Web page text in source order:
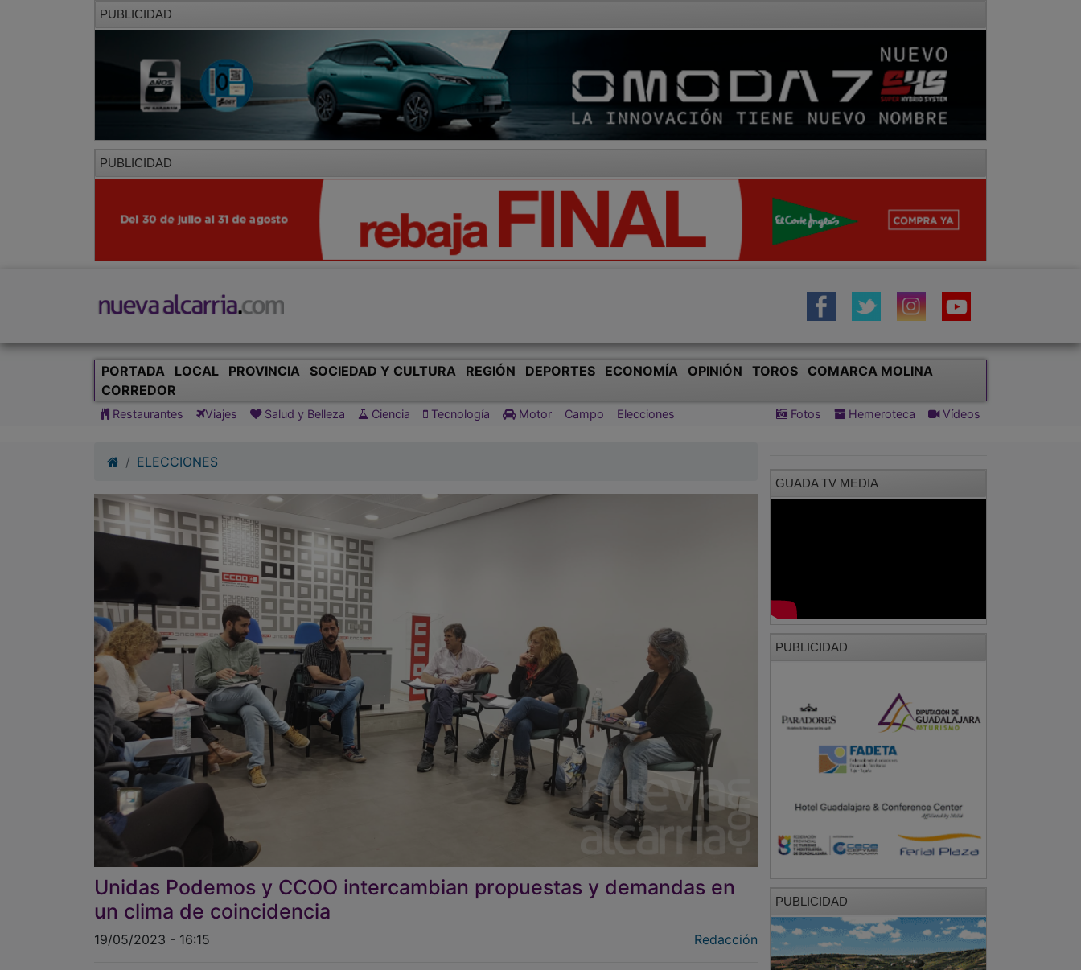
PUBLICIDAD
PUBLICIDAD
PORTADA LOCAL PROVINCIA SOCIEDAD Y CULTURA REGIÓN DEPORTES ECONOMÍA OPINIÓN TOROS
COMARCA MOLINA
CORREDOR
Restaurantes Viajes Salud y Belleza Ciencia Tecnología Motor Campo Elecciones Fotos Hemeroteca Vídeos
ELECCIONES
Unidas Podemos y CCOO intercambian propuestas y demandas en
un clima de coincidencia
19/05/2023 - 16:15 Redacción
GUADA TV MEDIA
PUBLICIDAD
PUBLICIDAD